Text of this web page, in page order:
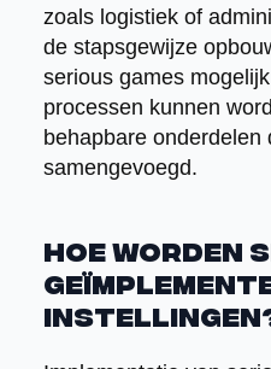
zoals logistiek of
de stapsgewijze
serious games
processen kunnen
behapbare onderdelen
samengevoegd.
Hoe worden